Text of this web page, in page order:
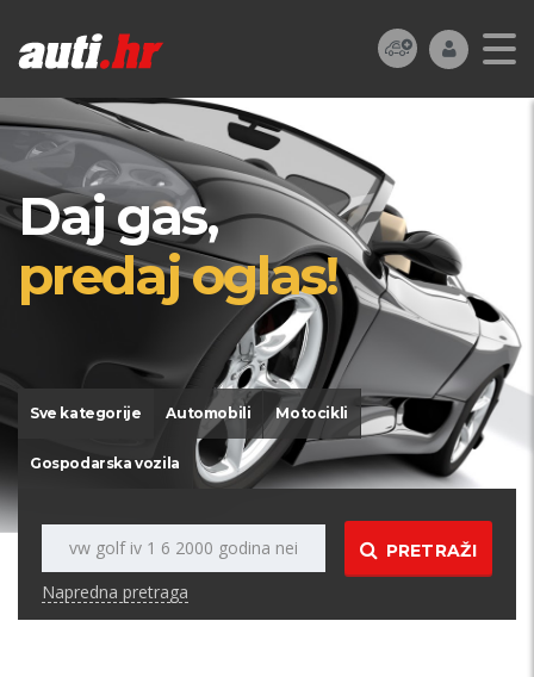
Daj gas,
predaj oglas!
Sve kategorije Automobili Motocikli
Gospodarska vozila
PRETRAŽI
Napredna pretraga